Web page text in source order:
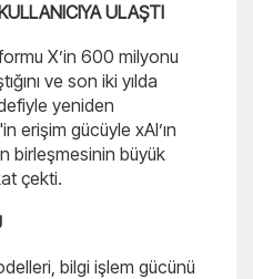
ULAŞTI
X’in 600 milyonu
ve son iki yılda
yeniden
erişim gücüyle xAI’ın
birleşmesinin büyük
çekti.
bilgi işlem gücünü